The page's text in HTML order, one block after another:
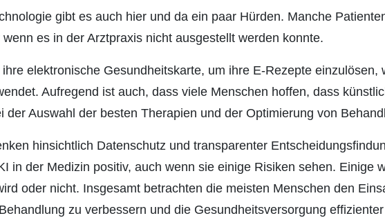
gibt es auch hier und da ein paar Hürden. Manche
es in der Arztpraxis nicht ausgestellt werden konnte.
elektronische Gesundheitskarte, um ihre E-Rezepte
Aufregend ist auch, dass viele Menschen hoffen, dass
der Auswahl der besten Therapien und der Optimierung von
hinsichtlich Datenschutz und transparenter
in der Medizin positiv, auch wenn sie einige Risiken sehen. Einige
oder nicht. Insgesamt betrachten die meisten Menschen den
zu verbessern und die Gesundheitsversorgung